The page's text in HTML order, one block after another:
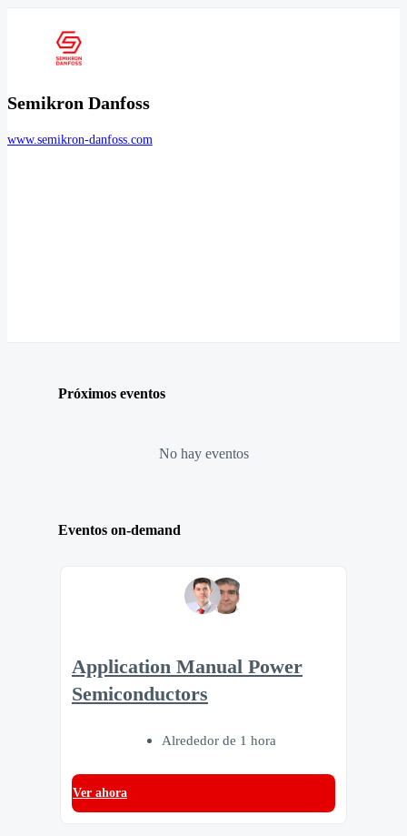
Semikron Danfoss
www.semikron-danfoss.com
Próximos eventos
No hay eventos
Eventos on-demand
Application Manual Power
Semiconductors
Alrededor de 1 hora
Ver ahora